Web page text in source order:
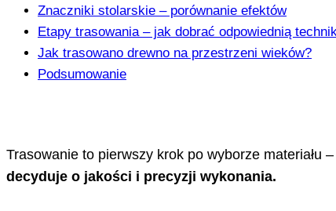
Znaczniki stolarskie – porównanie efektów
Etapy trasowania – jak dobrać odpowiednią
Jak trasowano drewno na przestrzeni wieków?
Podsumowanie
Trasowanie to pierwszy krok po wyborze materiału
decyduje o jakości i precyzji wykonania.